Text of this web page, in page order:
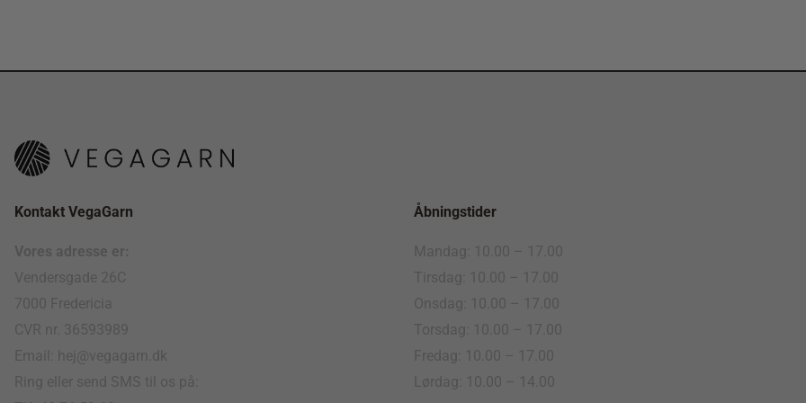
Kontakt VegaGarn
Vores adresse er:
Vendersgade 26C
7000 Fredericia
CVR nr. 36593989
Email: hej@vegagarn.dk
Ring eller send SMS til os på:
Åbningstider
Mandag: 10.00 – 17.00
Tirsdag: 10.00 – 17.00
Onsdag: 10.00 – 17.00
Torsdag: 10.00 – 17.00
Fredag: 10.00 – 17.00
Lørdag: 10.00 – 14.00